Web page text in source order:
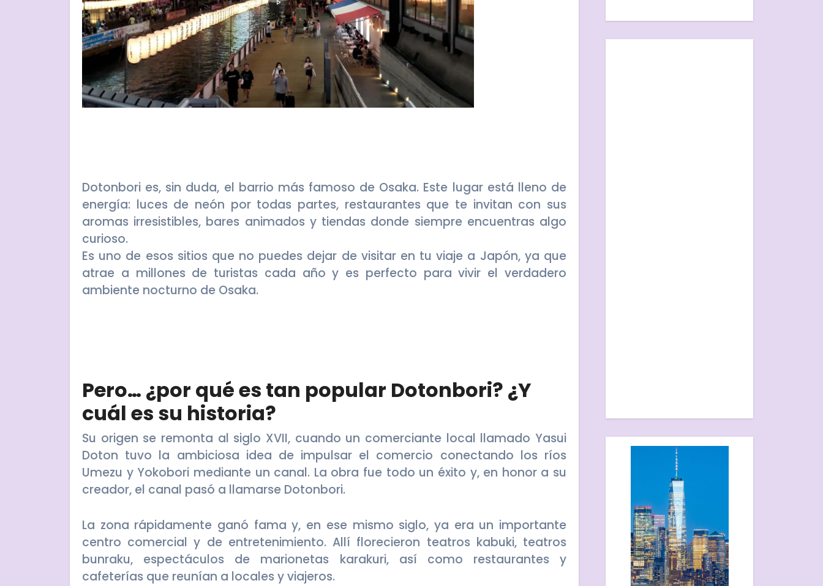
Dotonbori es, sin duda, el barrio más famoso de Osaka. Este lugar está lleno de
energía: luces de neón por todas partes, restaurantes que te invitan con sus
aromas irresistibles, bares animados y tiendas donde siempre encuentras algo
curioso.
Es uno de esos sitios que no puedes dejar de visitar en tu viaje a Japón, ya que
atrae a millones de turistas cada año y es perfecto para vivir el verdadero
ambiente nocturno de Osaka.
Pero… ¿por qué es tan popular Dotonbori? ¿Y
cuál es su historia?
Su origen se remonta al siglo XVII, cuando un comerciante local llamado Yasui
Doton tuvo la ambiciosa idea de impulsar el comercio conectando los ríos
Umezu y Yokobori mediante un canal. La obra fue todo un éxito y, en honor a su
creador, el canal pasó a llamarse Dotonbori.
La zona rápidamente ganó fama y, en ese mismo siglo, ya era un importante
centro comercial y de entretenimiento. Allí florecieron teatros kabuki, teatros
bunraku, espectáculos de marionetas karakuri, así como restaurantes y
cafeterías que reunían a locales y viajeros.